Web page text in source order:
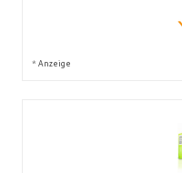
* Anzeige